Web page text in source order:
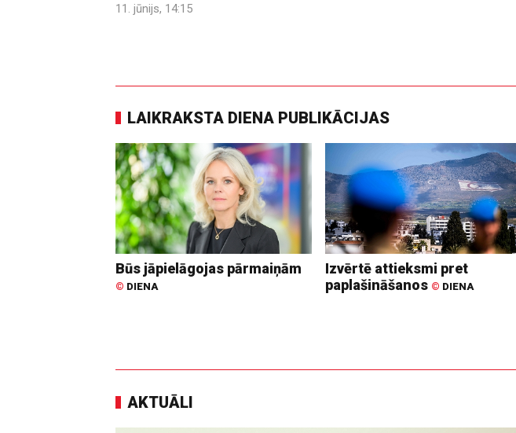
11. jūnijs, 14:15
LAIKRAKSTA DIENA PUBLIKĀCIJAS
Būs jāpielāgojas pārmaiņām
© DIENA
Izvērtē attieksmi pret
paplašināšanos © DIENA
AKTUĀLI